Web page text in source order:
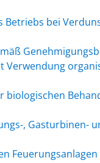
bei
, Gasturbinen-